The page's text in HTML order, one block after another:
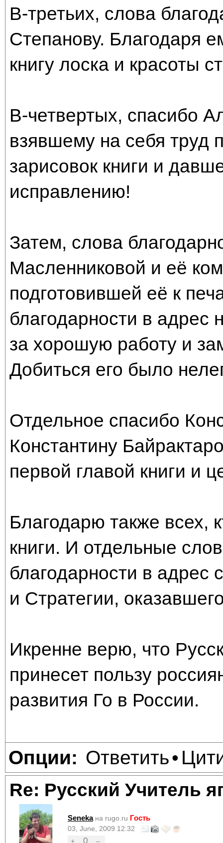
В-третьих, слова
Степанову. Благодаря
книгу лоска и красоты
В-четвертых, спасибо
взявшему на себя труд
зарисовок книги и
исправлению!
Затем, слова
Масленниковой и её
подготовившей её к
благодарности в адрес
за хорошую работу и
Добиться его было
Отдельное спасибо
Константину
первой главой книги и
Благодарю также всех,
книги. И отдельные
благодарности в
и Стратегии,
Икренне верю, что
принесет пользу
развития Го в России.
Опции: Ответить•
Re: Русский Учитель
Seneka на rugo.ru Гость
03, June, 2009 12:32
+
0 –